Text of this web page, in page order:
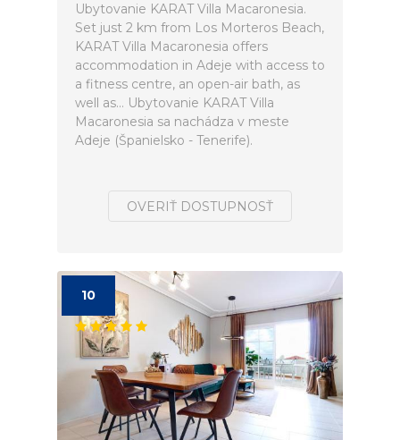
Ubytovanie KARAT Villa Macaronesia.
Set just 2 km from Los Morteros Beach,
KARAT Villa Macaronesia offers
accommodation in Adeje with access to
a fitness centre, an open-air bath, as
well as... Ubytovanie KARAT Villa
Macaronesia sa nachádza v meste
Adeje (Španielsko - Tenerife).
OVERIŤ DOSTUPNOSŤ
10